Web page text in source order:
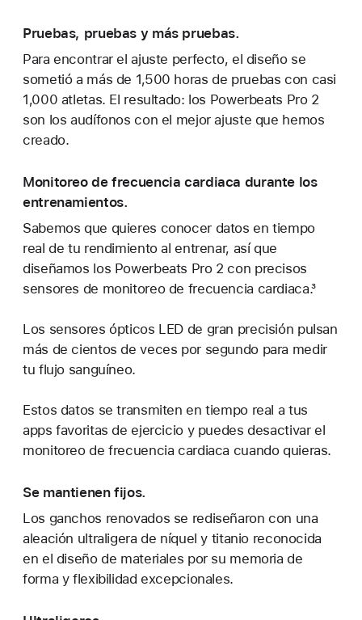
Pruebas, pruebas y más pruebas.
Para encontrar el ajuste perfecto, el diseño se
sometió a más de 1,500 horas de pruebas con casi
1,000 atletas. El resultado: los Powerbeats Pro 2
son los audífonos con el mejor ajuste que hemos
creado.
Monitoreo de frecuencia cardiaca durante los
entrenamientos.
Sabemos que quieres conocer datos en tiempo
real de tu rendimiento al entrenar, así que
diseñamos los Powerbeats Pro 2 con precisos
sensores de monitoreo de frecuencia cardiaca.³
Los sensores ópticos LED de gran precisión pulsan
más de cientos de veces por segundo para medir
tu flujo sanguíneo.
Estos datos se transmiten en tiempo real a tus
apps favoritas de ejercicio y puedes desactivar el
monitoreo de frecuencia cardiaca cuando quieras.
Se mantienen fijos.
Los ganchos renovados se rediseñaron con una
aleación ultraligera de níquel y titanio reconocida
en el diseño de materiales por su memoria de
forma y flexibilidad excepcionales.